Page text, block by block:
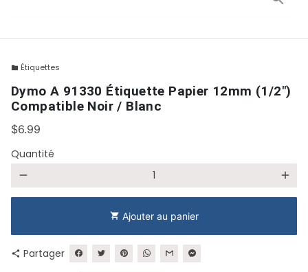
folder Étiquettes
Dymo A 91330 Étiquette Papier 12mm (1/2")
Compatible Noir / Blanc
$6.99
Quantité
remove add
shopping_cart Ajouter au panier
share Partager